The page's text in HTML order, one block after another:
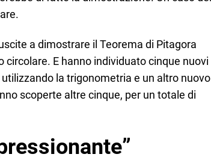
a dimostrare il Teorema di Pitagora
E hanno individuato cinque nuovi
la trigonometria e un altro nuovo
scoperte altre cinque, per un totale di